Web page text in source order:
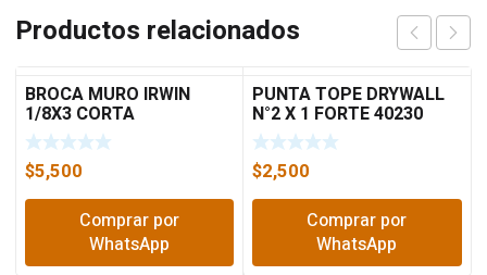
Productos relacionados
BROCA MURO IRWIN
1/8X3 CORTA
$5,500
Comprar por
WhatsApp
PUNTA TOPE DRYWALL
N°2 X 1 FORTE 40230
$2,500
Comprar por
WhatsApp